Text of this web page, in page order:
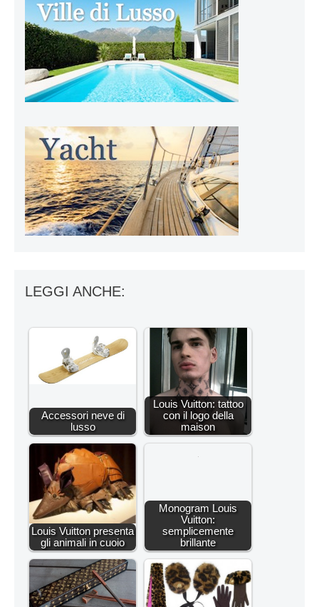
LEGGI ANCHE:
Accessori neve di
lusso
Louis Vuitton: tattoo
con il logo della
maison
Louis Vuitton presenta
gli animali in cuoio
Monogram Louis
Vuitton:
semplicemente
brillante